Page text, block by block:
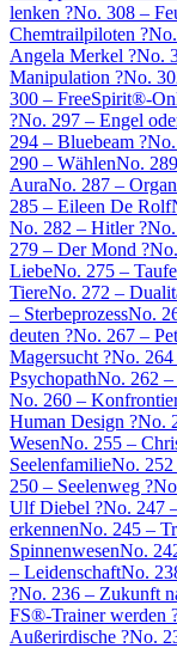
lenken ?No. 308 –
Chemtrailpiloten ?
Angela Merkel ?No.
Manipulation ?No.
300 – FreeSpirit®-
?No. 297 – Engel
294 – Bluebeam ?
290 – WählenNo.
AuraNo. 287 –
285 – Eileen De Rolf
No. 282 – Hitler ?
279 – Der Mond ?
LiebeNo. 275 –
TiereNo. 272 –
– SterbeprozessNo.
deuten ?No. 267 –
Magersucht ?No. 264
PsychopathNo. 262 –
No. 260 –
Human Design ?No.
WesenNo. 255 –
SeelenfamilieNo. 252
250 – Seelenweg ?
Ulf Diebel ?No. 247
erkennenNo. 245 –
SpinnenwesenNo.
– LeidenschaftNo.
?No. 236 – Zukunft
FS®-Trainer werden
Außerirdische ?No.